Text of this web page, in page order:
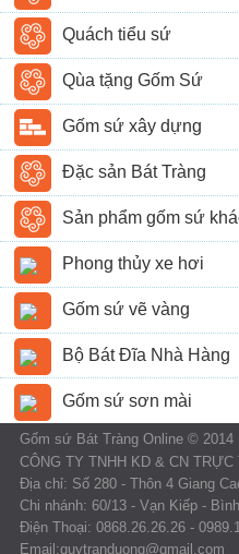
Quách tiểu sứ
Qùa tặng Gốm Sứ
Gốm sứ xây dựng
Đặc sản Bát Tràng
Sản phẩm gốm sứ
Phong thủy xe hơi
Gốm sứ vẽ vàng
Bộ Bát Đĩa Nhà Hàng
Gốm sứ sơn mài
Gốm sứ Bát Tràng Online © 2014
CÔNG TY TNHH KD & CN TRỰC
Địa chỉ: Số 280 - Thôn 4 Giang
Chi nhánh: 60/13 - Vạn Kiếp -
Điện Thoại: 0868.26.26.26 -
Email:quytranduong@gmail.com